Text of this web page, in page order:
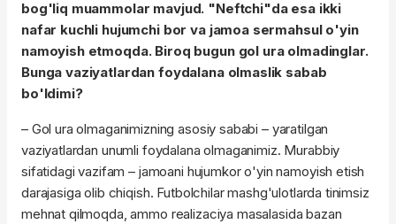
bog'liq muammolar mavjud. "Neftchi"da esa ikki
nafar kuchli hujumchi bor va jamoa sermahsul o'yin
namoyish etmoqda. Biroq bugun gol ura olmadinglar.
Bunga vaziyatlardan foydalana olmaslik sabab
bo'ldimi?
– Gol ura olmaganimizning asosiy sababi – yaratilgan
vaziyatlardan unumli foydalana olmaganimiz. Murabbiy
sifatidagi vazifam – jamoani hujumkor o'yin namoyish etish
darajasiga olib chiqish. Futbolchilar mashg'ulotlarda tinimsiz
mehnat qilmoqda, ammo realizaciya masalasida bazan